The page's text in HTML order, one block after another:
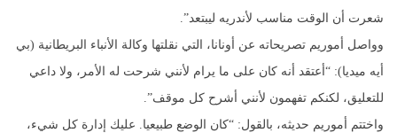
شعرت أن الوقت مناسب لأندريه ليبتعد”.
وواصل أموريم تصريحاته عن أونانا، التي نقلتها وكالة الأنباء البريطانية (بي
أيه ميديا): “أعتقد أنه كان على ما يرام لأنني شرحت له الأمر، ولا داعي
للتعليق، لكنكم تفهمون لأنني أشرح كل موقف”.
واختتم أموريم حديثه، بالقول: “كان الوضع طبيعيا. عليك إدارة كل شيء،